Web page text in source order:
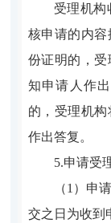
受理机构
核申请的内
份证明的，
知申请人作
的，受理机
作出答复。
5.申请受
（1）申
交之日为收到